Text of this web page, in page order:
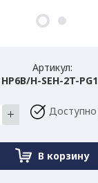
Артикул:
HP6B/H-SEH-2T-
Доступно